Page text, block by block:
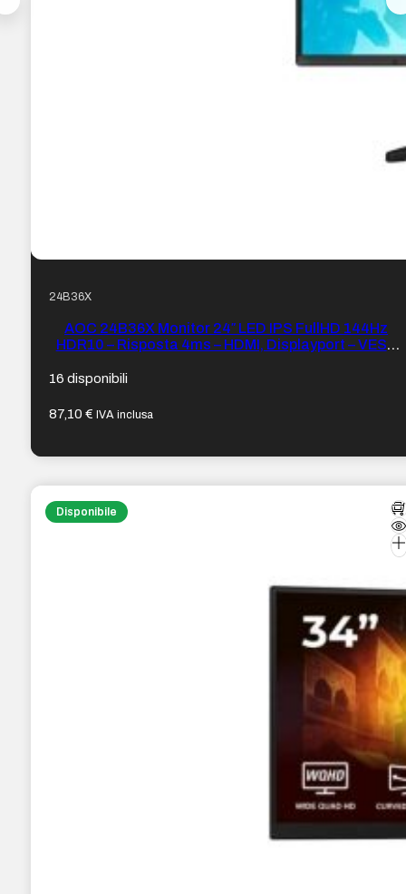
24B36X
AOC 24B36X Monitor 24″ LED IPS FullHD 144Hz
HDR10 – Risposta 4ms – HDMI, Displayport – VESA
16 disponibili
87,10€ IVA inclusa
Disponibile